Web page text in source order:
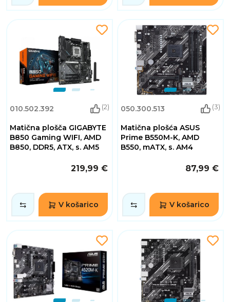
010.502.392 (2)
Matična plošča GIGABYTE
B850 Gaming WIFI, AMD
B850, DDR5, ATX, s. AM5
219,99 €
V košarico
050.300.513 (3)
Matična plošća ASUS
Prime B550M-K, AMD
B550, mATX, s. AM4
87,99 €
V košarico